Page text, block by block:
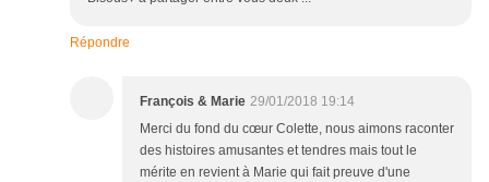
Répondre
François & Marie 29/01/2018 19:14
Merci du fond du cœur Colette, nous aimons raconter
des histoires amusantes et tendres mais tout le
mérite en revient à Marie qui fait preuve d'une